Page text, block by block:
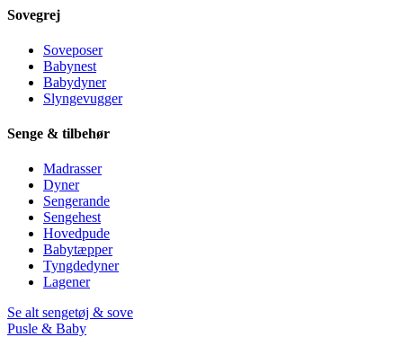
Sovegrej
Soveposer
Babynest
Babydyner
Slyngevugger
Senge & tilbehør
Madrasser
Dyner
Sengerande
Sengehest
Hovedpude
Babytæpper
Tyngdedyner
Lagener
Se alt sengetøj & sove
Pusle & Baby